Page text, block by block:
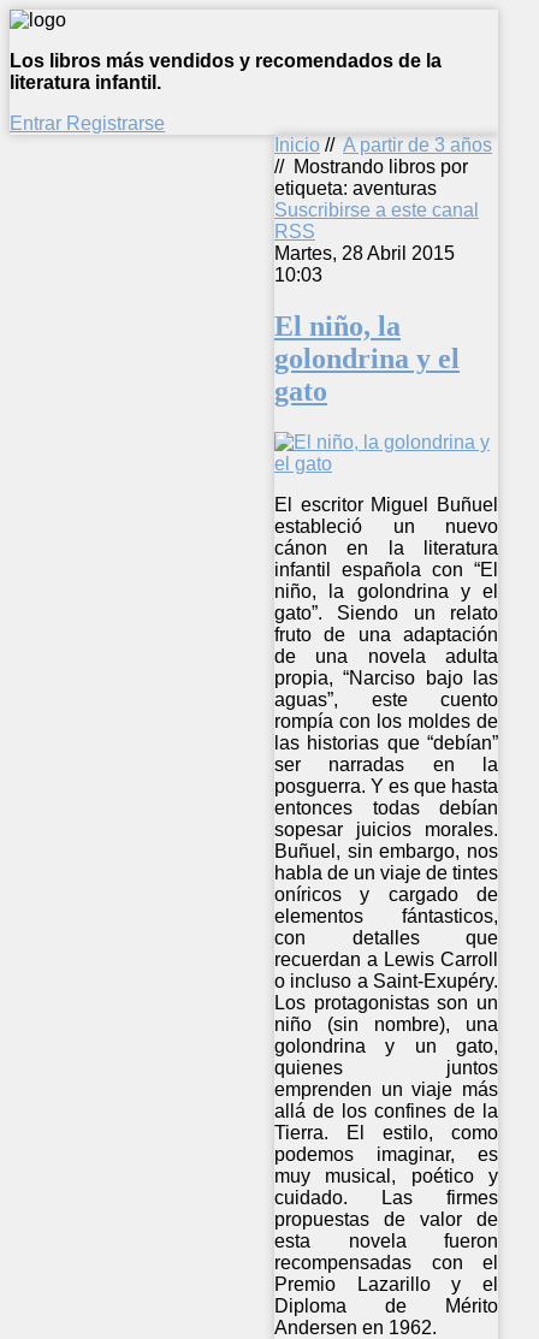
Los libros más vendidos y recomendados de la
literatura infantil.
Entrar Registrarse
Inicio // A partir de 3 años
// Mostrando libros por
etiqueta: aventuras
Suscribirse a este canal
RSS
Martes, 28 Abril 2015
10:03
El niño, la
golondrina y el
gato
El escritor Miguel Buñuel
estableció un nuevo
cánon en la literatura
infantil española con “El
niño, la golondrina y el
gato”. Siendo un relato
fruto de una adaptación
de una novela adulta
propia, “Narciso bajo las
aguas”, este cuento
rompía con los moldes de
las historias que “debían”
ser narradas en la
posguerra. Y es que hasta
entonces todas debían
sopesar juicios morales.
Buñuel, sin embargo, nos
habla de un viaje de tintes
oníricos y cargado de
elementos fántasticos,
con detalles que
recuerdan a Lewis Carroll
o incluso a Saint-Exupéry.
Los protagonistas son un
niño (sin nombre), una
golondrina y un gato,
quienes juntos
emprenden un viaje más
allá de los confines de la
Tierra. El estilo, como
podemos imaginar, es
muy musical, poético y
cuidado. Las firmes
propuestas de valor de
esta novela fueron
recompensadas con el
Premio Lazarillo y el
Diploma de Mérito
Andersen en 1962.